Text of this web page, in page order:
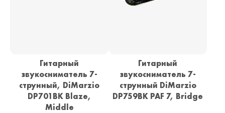
Гитарный
звукосниматель 7-
струнный, DiMarzio
DP701BK Blaze,
Middle
Гитарный
звукосниматель 7-
струнный DiMarzio
DP759BK PAF 7, Bridge